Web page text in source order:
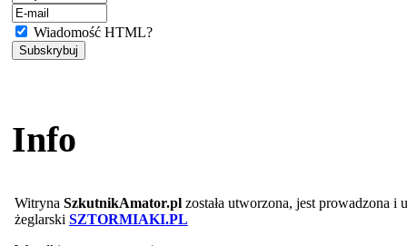
Wiadomość HTML?
Info
Witryna SzkutnikAmator.plzostała utworzona, jest prowadzona i
żeglarski SZTORMIAKI.PL